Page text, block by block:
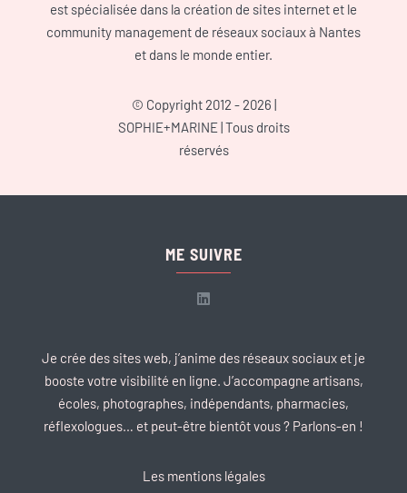
est spécialisée dans la création de sites internet et le
community management de réseaux sociaux à Nantes
et dans le monde entier.
© Copyright 2012 - 2026 |
SOPHIE+MARINE| Tous droits
réservés
ME SUIVRE
Je crée des sites web, j’anime des réseaux sociaux et je
booste votre visibilité en ligne. J’accompagne artisans,
écoles, photographes, indépendants, pharmacies,
réflexologues… et peut-être bientôt vous ? Parlons-en !
Les mentions légales